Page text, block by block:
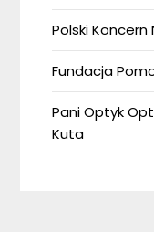
Polski Koncern
Fundacja
Pani Optyk
Kuta